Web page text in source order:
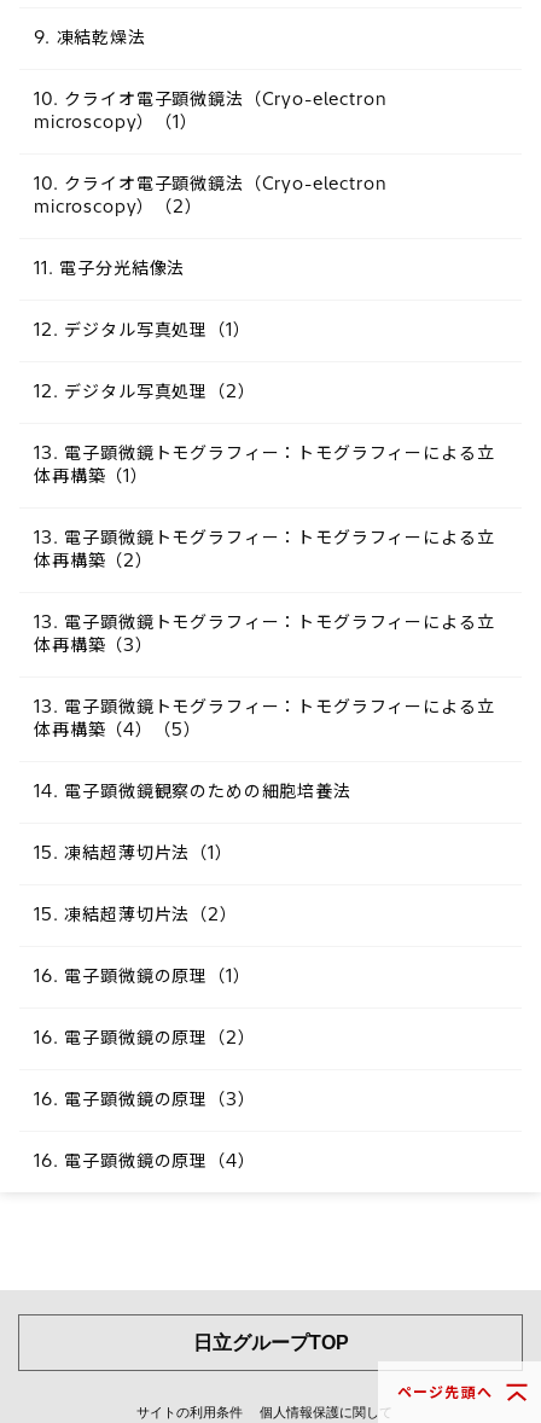
ページ先頭へ
9. 凍結乾燥法
10. クライオ電子顕微鏡法（Cryo-electron
microscopy）（1）
10. クライオ電子顕微鏡法（Cryo-electron
microscopy）（2）
11. 電子分光結像法
12. デジタル写真処理（1）
12. デジタル写真処理（2）
13. 電子顕微鏡トモグラフィー：トモグラフィーによる立
体再構築（1）
13. 電子顕微鏡トモグラフィー：トモグラフィーによる立
体再構築（2）
13. 電子顕微鏡トモグラフィー：トモグラフィーによる立
体再構築（3）
13. 電子顕微鏡トモグラフィー：トモグラフィーによる立
体再構築（4）（5）
14. 電子顕微鏡観察のための細胞培養法
15. 凍結超薄切片法（1）
15. 凍結超薄切片法（2）
16. 電子顕微鏡の原理（1）
16. 電子顕微鏡の原理（2）
16. 電子顕微鏡の原理（3）
16. 電子顕微鏡の原理（4）
日立グループTOP
サイトの利用条件 個人情報保護に関して